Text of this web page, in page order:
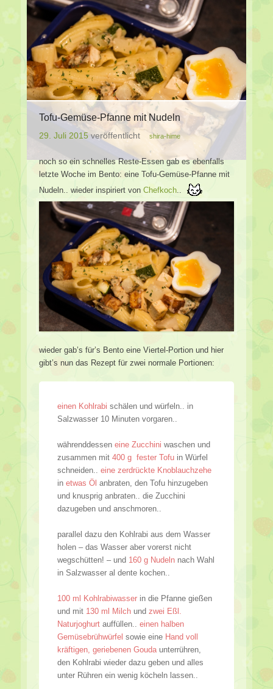
Tofu-Gemüse-Pfanne mit Nudeln
29. Juli 2015 veröffentlicht shira-hime
noch so ein schnelles Reste-Essen gab es ebenfalls
letzte Woche im Bento: eine Tofu-Gemüse-Pfanne mit
Nudeln.. wieder inspiriert von Chefkoch..
wieder gab’s für’s Bento eine Viertel-Portion und hier
gibt’s nun das Rezept für zwei normale Portionen:
einen Kohlrabi schälen und würfeln.. in
Salzwasser 10 Minuten vorgaren..
währenddessen eine Zucchini waschen und
zusammen mit 400 g fester Tofu in Würfel
schneiden.. eine zerdrückte Knoblauchzehe
in etwas Öl anbraten, den Tofu hinzugeben
und knusprig anbraten.. die Zucchini
dazugeben und anschmoren..
parallel dazu den Kohlrabi aus dem Wasser
holen – das Wasser aber vorerst nicht
wegschütten! – und 160 g Nudeln nach Wahl
in Salzwasser al dente kochen..
100 ml Kohlrabiwasser in die Pfanne gießen
und mit 130 ml Milch und zwei Eßl.
Naturjoghurt auffüllen.. einen halben
Gemüsebrühwürfel sowie eine Hand voll
kräftigen, geriebenen Gouda unterrühren,
den Kohlrabi wieder dazu geben und alles
unter Rühren ein wenig köcheln lassen..